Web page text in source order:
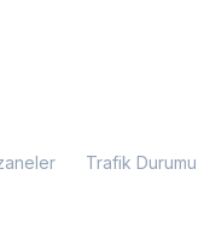
Trafik Durumu